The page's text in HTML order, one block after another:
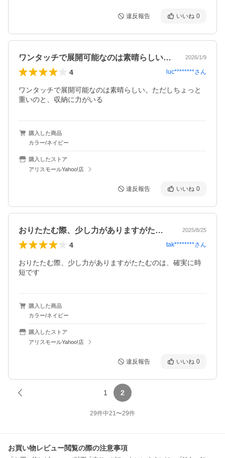
違反報告 いいね 0
ワンタッチで展開可能なのは素晴らしい。… 2026/1/9
4 luc********さん
ワンタッチで展開可能なのは素晴らしい。ただしちょっと
重いのと、収納に力がいる
購入した商品
カラー/ネイビー
購入したストア
アリスモールYahoo!店
違反報告 いいね 0
おりたたむ際、少し力がありますがたたむ… 2025/8/25
4 tak********さん
おりたたむ際、少し力がありますがたたむのは、確実に時
短です
購入した商品
カラー/ネイビー
購入したストア
アリスモールYahoo!店
違反報告 いいね 0
1 2
29件中21〜29件
お買い物レビュー閲覧の際の注意事項